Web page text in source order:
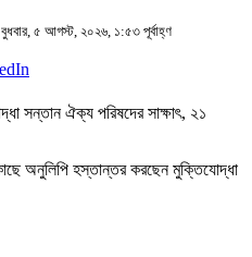
৫ আগস্ট, ২০২৬, ১:৫৩ পূর্বাহ্ণ
অনুলিপি হস্তান্তর করছেন মুক্তিযোদ্ধা